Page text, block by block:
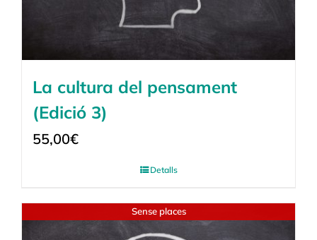
La cultura del pensament
(Edició 3)
55,00€
Detalls
Sense places